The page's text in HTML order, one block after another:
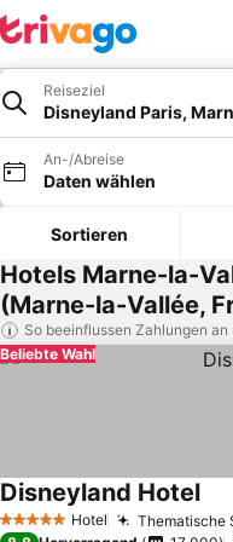
Reiseziel
Disneyland Paris,
An-/Abreise
Daten wählen
Sortieren
Hotels Marne-la-
(Marne-la-Vallée,
So beeinflussen Zahlungen an
Beliebte Wahl
5 Sterne Hotel Thematische
Disneyland Hotel